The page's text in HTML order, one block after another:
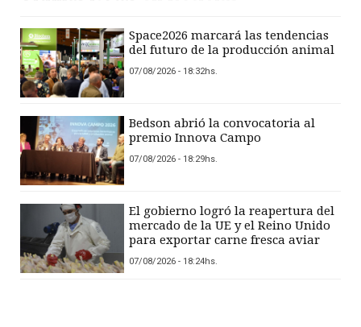
Space2026 marcará las tendencias
del futuro de la producción animal
07/08/2026 - 18:32hs.
Bedson abrió la convocatoria al
premio Innova Campo
07/08/2026 - 18:29hs.
El gobierno logró la reapertura del
mercado de la UE y el Reino Unido
para exportar carne fresca aviar
07/08/2026 - 18:24hs.